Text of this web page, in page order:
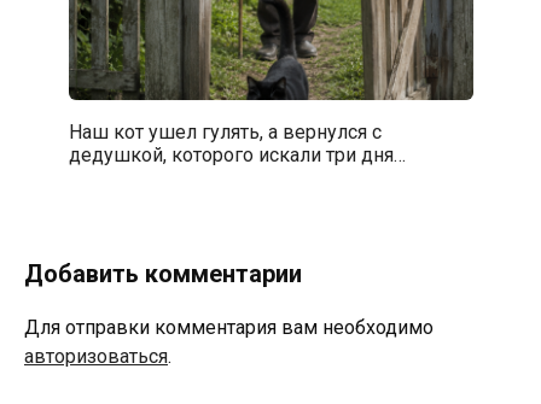
Наш кот ушел гулять, а вернулся с
дедушкой, которого искали три дня…
Добавить комментарии
Для отправки комментария вам необходимо
авторизоваться.